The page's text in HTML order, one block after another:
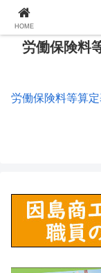
労働保険料
労働保険料等算
HOME